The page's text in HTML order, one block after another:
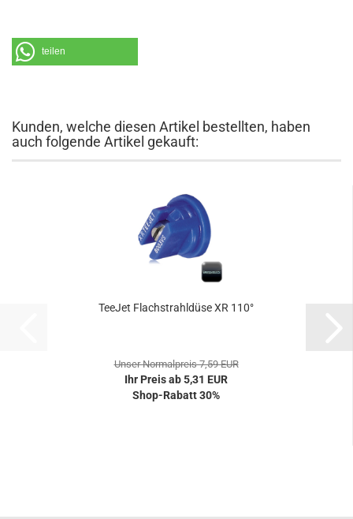
teilen
Kunden, welche diesen Artikel bestellten, haben
auch folgende Artikel gekauft:
TeeJet Flachstrahldüse XR 110°
Unser Normalpreis 7,59 EUR
Ihr Preis ab 5,31 EUR
Shop-Rabatt 30%